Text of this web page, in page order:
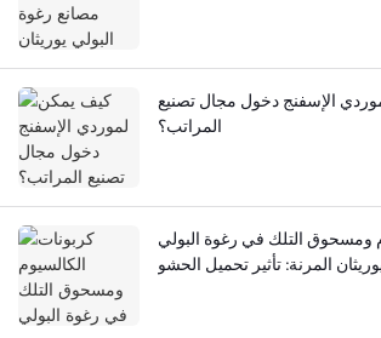
الإسفنج دخول مجال تصنيع
المراتب؟
ومسحوق التلك في رغوة البولي
المرنة: تأثير تحميل الحشو